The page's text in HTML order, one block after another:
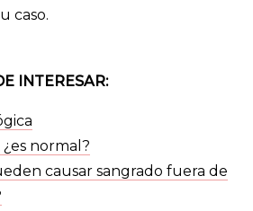
caso.
INTERESAR:
normal?
causar sangrado fuera de